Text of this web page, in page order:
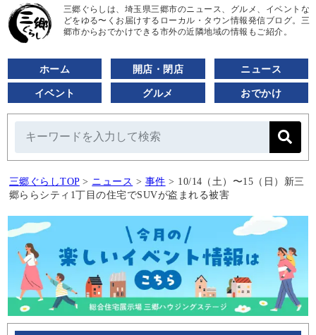
三郷ぐらしは、埼玉県三郷市のニュース、グルメ、イベントな
どをゆる〜くお届けするローカル・タウン情報発信ブログ。三
郷市からおでかけできる市外の近隣地域の情報もご紹介。
ホーム 開店・閉店 ニュース
イベント グルメ おでかけ
三郷ぐらしTOP > ニュース > 事件 > 10/14（土）〜15（日）新三
郷ららシティ1丁目の住宅でSUVが盗まれる被害